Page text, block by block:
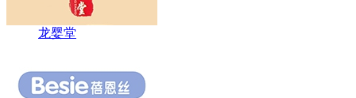
龙婴堂